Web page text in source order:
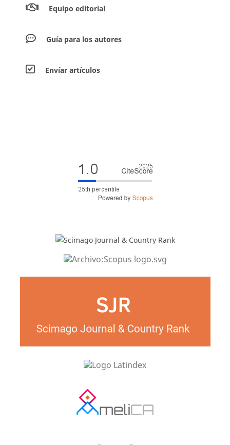
Equipo editorial
Guía para los autores
Envíar artículos